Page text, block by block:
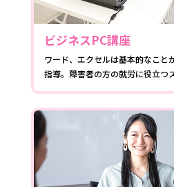
ビジネスPC講座
ワード、エクセルは基本的なこと
指導。障害者の方の就労に役立つ